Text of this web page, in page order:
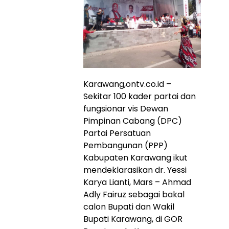
Karawang,ontv.co.id –
Sekitar 100 kader partai dan
fungsionar vis Dewan
Pimpinan Cabang (DPC)
Partai Persatuan
Pembangunan (PPP)
Kabupaten Karawang ikut
mendeklarasikan dr. Yessi
Karya Lianti, Mars – Ahmad
Adly Fairuz sebagai bakal
calon Bupati dan Wakil
Bupati Karawang, di GOR